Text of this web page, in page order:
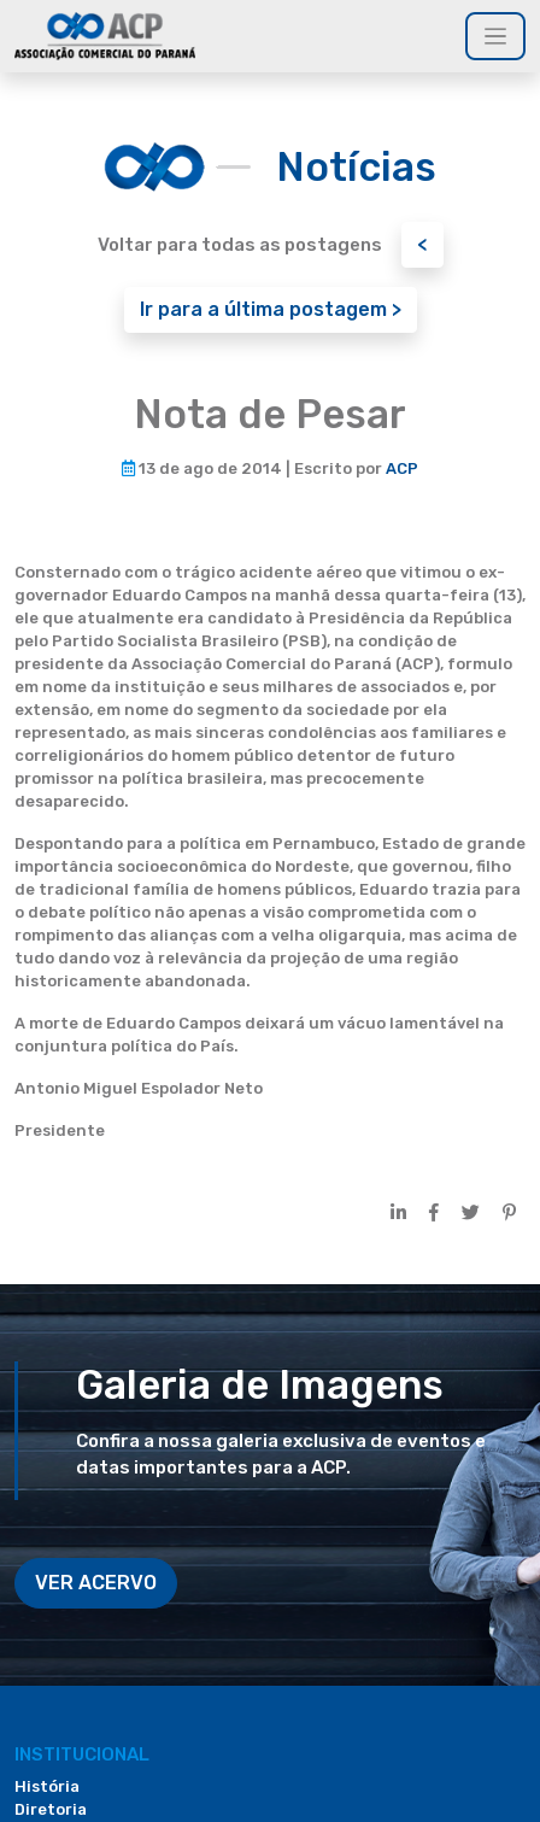
Notícias
Voltar para todas as postagens <
Ir para a última postagem >
Nota de Pesar
13 de ago de 2014 | Escrito por ACP
Consternado com o trágico acidente aéreo que vitimou o ex-
governador Eduardo Campos na manhã dessa quarta-feira (13),
ele que atualmente era candidato à Presidência da República
pelo Partido Socialista Brasileiro (PSB), na condição de
presidente da Associação Comercial do Paraná (ACP), formulo
em nome da instituição e seus milhares de associados e, por
extensão, em nome do segmento da sociedade por ela
representado, as mais sinceras condolências aos familiares e
correligionários do homem público detentor de futuro
promissor na política brasileira, mas precocemente
desaparecido.
Despontando para a política em Pernambuco, Estado de grande
importância socioeconômica do Nordeste, que governou, filho
de tradicional família de homens públicos, Eduardo trazia para
o debate político não apenas a visão comprometida com o
rompimento das alianças com a velha oligarquia, mas acima de
tudo dando voz à relevância da projeção de uma região
historicamente abandonada.
A morte de Eduardo Campos deixará um vácuo lamentável na
conjuntura política do País.
Antonio Miguel Espolador Neto
Presidente
Galeria de Imagens
Confira a nossa galeria exclusiva de eventos e
datas importantes para a ACP.
VER ACERVO
INSTITUCIONAL
História
Diretoria